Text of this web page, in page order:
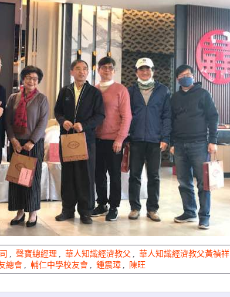
, 聲寶總經理 , 華人知識經濟教父 , 華人知識經濟教父黃禎祥
總會 , 輔仁中學校友會 , 鍾震璋 , 陳旺